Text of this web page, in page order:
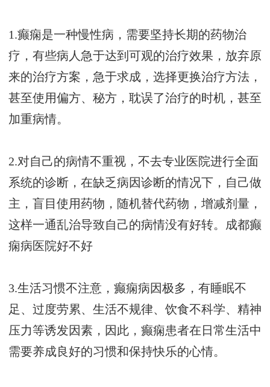
1.癫痫是一种慢性病，需要坚持长期的药物治
疗，有些病人急于达到可观的治疗效果，放弃原
来的治疗方案，急于求成，选择更换治疗方法，
甚至使用偏方、秘方，耽误了治疗的时机，甚至
加重病情。
2.对自己的病情不重视，不去专业医院进行全面
系统的诊断，在缺乏病因诊断的情况下，自己做
主，盲目使用药物，随机替代药物，增减剂量，
这样一通乱治导致自己的病情没有好转。 成都癫
痫病医院好不好
3.生活习惯不注意，癫痫病因极多，有睡眠不
足、过度劳累、生活不规律、饮食不科学、精神
压力等诱发因素，因此，癫痫患者在日常生活中
需要养成良好的习惯和保持快乐的心情。